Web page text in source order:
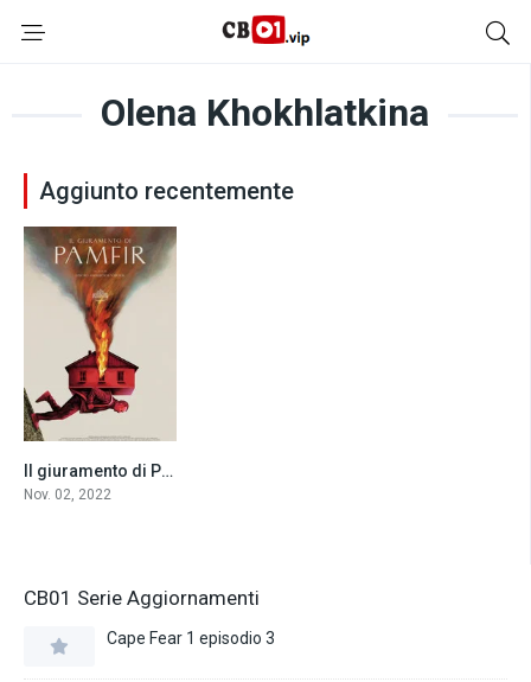
Olena Khokhlatkina
Aggiunto recentemente
7.5Il giuramento di Pamfir (2022)
Nov. 02, 2022
CB01 Serie Aggiornamenti
Cape Fear 1 episodio 3